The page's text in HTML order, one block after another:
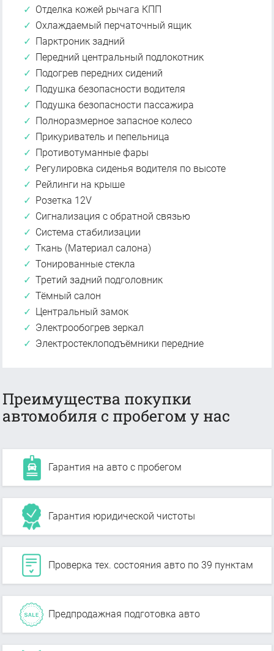
Отделка кожей рычага КПП
Охлаждаемый перчаточный ящик
Парктроник задний
Передний центральный подлокотник
Подогрев передних сидений
Подушка безопасности водителя
Подушка безопасности пассажира
Полноразмерное запасное колесо
Прикуриватель и пепельница
Противотуманные фары
Регулировка сиденья водителя по высоте
Рейлинги на крыше
Розетка 12V
Сигнализация с обратной связью
Система стабилизации
Ткань (Материал салона)
Тонированные стекла
Третий задний подголовник
Тёмный салон
Центральный замок
Электрообогрев зеркал
Электростеклоподъёмники передние
Преимущества покупки
автомобиля с пробегом у нас
Гарантия на авто с пробегом
Гарантия юридической чистоты
Проверка тех. состояния авто по 39 пунктам
Предпродажная подготовка авто